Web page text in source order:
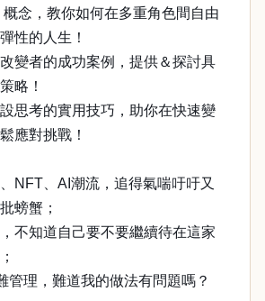
念，教你如何在多重角色間自由
性的人生！
變者的成功案例，提供＆探討具
略！
思考的實用技巧，助你在快速變
應對挑戰！
NFT、AI潮流，追得氣喘吁吁又
螃蟹；
不知道自己要不要繼續待在這家
管理，難道我的做法有問題嗎？